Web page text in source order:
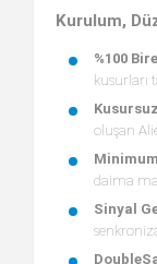
Kurulum,
%100
kusurları
oluşan
Minimum
daima
Sinyal